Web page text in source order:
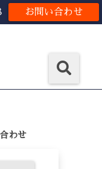
お問い合わせ
わせ